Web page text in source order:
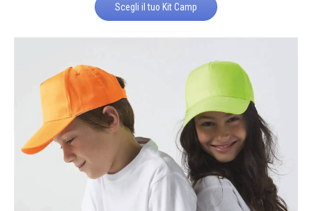
Scegli il tuo Kit Camp